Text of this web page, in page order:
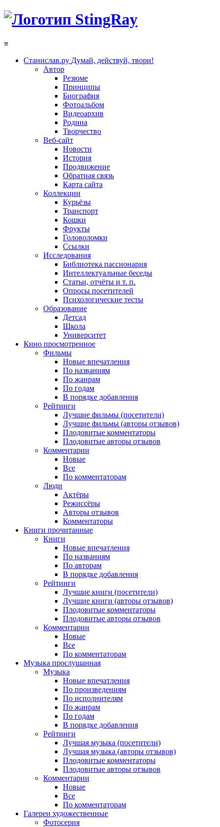
≡
Станислав.ру Думай, действуй, твори!
Автор
Резюме
Принципы
Биография
Фотоальбом
Видеоархив
Родина
Творчество
Веб-сайт
Новости
История
Продвижение
Обратная связь
Карта сайта
Коллекции
Курьёзы
Транспорт
Кошки
Фрукты
Головоломки
Ссылки
Исследования
Библиотека пассионария
Интеллектуальные беседы
Статьи, отчёты и т. п.
Опросы посетителей
Психологические тесты
Образование
Детсад
Школа
Университет
Кино просмотренное
Фильмы
Новые впечатления
По названиям
По жанрам
По годам
В порядке добавления
Рейтинги
Лучшие фильмы (посетители)
Лучшие фильмы (авторы отзывов)
Плодовитые комментаторы
Плодовитые авторы отзывов
Комментарии
Новые
Все
По комментаторам
Люди
Актёры
Режиссёры
Авторы отзывов
Комментаторы
Книги прочитанные
Книги
Новые впечатления
По названиям
По авторам
В порядке добавления
Рейтинги
Лучшие книги (посетители)
Лучшие книги (авторы отзывов)
Плодовитые комментаторы
Плодовитые авторы отзывов
Комментарии
Новые
Все
По комментаторам
Музыка прослушанная
Музыка
Новые впечатления
По произведениям
По исполнителям
По жанрам
По годам
В порядке добавления
Рейтинги
Лучшая музыка (посетители)
Лучшая музыка (авторы отзывов)
Плодовитые комментаторы
Плодовитые авторы отзывов
Комментарии
Новые
Все
По комментаторам
Галереи художественные
Фотосерия